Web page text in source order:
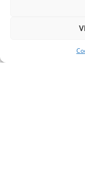
κυβερνοαπειλές
This website uses